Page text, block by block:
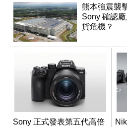
熊本強震襲
Sony 確認
貨危機？
Sony 正式發表第五代高倍